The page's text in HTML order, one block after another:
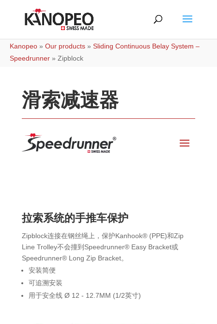
Kanopeo » Our products » Sliding Continuous Belay System –
Speedrunner » Zipblock
滑索减速器
拉索系统的手推车保护
Zipblock连接在钢丝绳上，保护Kanhook® (PPE)和Zip
Line Trolley不会撞到Speedrunner® Easy Bracket或
Speedrunner® Long Zip Bracket。
安装简便
可追溯安装
用于安全线 Ø 12 - 12.7MM (1/2英寸)